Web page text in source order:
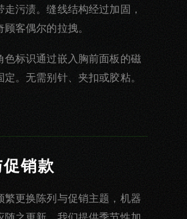
走污渍。缝线结构经过加固，
客偶尔的拉拽。
色标识通过嵌入胸前面板的磁
。无需别针、夹扣或胶粘。
销款
繁更换陈列与促销主题，机器